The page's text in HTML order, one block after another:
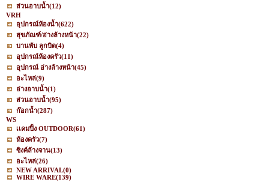
ส่วนอาบน้ำ(12)
VRH
อุปกรณ์ห้องน้ำ(622)
สุขภัณฑ์/อ่างล้างหน้า(22)
บานพับ ลูกบิด(4)
อุปกรณ์ห้องครัว(11)
อุปกรณ์ อ่างล้างหน้า(45)
อะไหล่(9)
อ่างอาบน้ำ(1)
ส่วนอาบน้ำ(95)
ก๊อกน้ำ(287)
WS
เเคมปิ้ง OUTDOOR(61)
ห้องครัว(7)
ซิงค์ล้างจาน(13)
อะไหล่(26)
NEW ARRIVAL(0)
WIRE WARE(139)